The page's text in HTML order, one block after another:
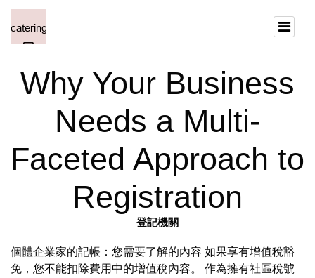
Why Your Business
Needs a Multi-
Faceted Approach to
Registration
登記機關
個體企業家的記帳：您需要了解的內容 如果享有增值稅豁
免，您不能扣除費用中的增值稅內容。 作為擁有社區稅號